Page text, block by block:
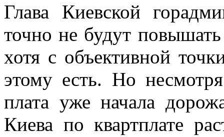
Глава Киевской
точно не будут
хотя с объективной
этому есть. Но
плата уже начала
Киева по квартплате